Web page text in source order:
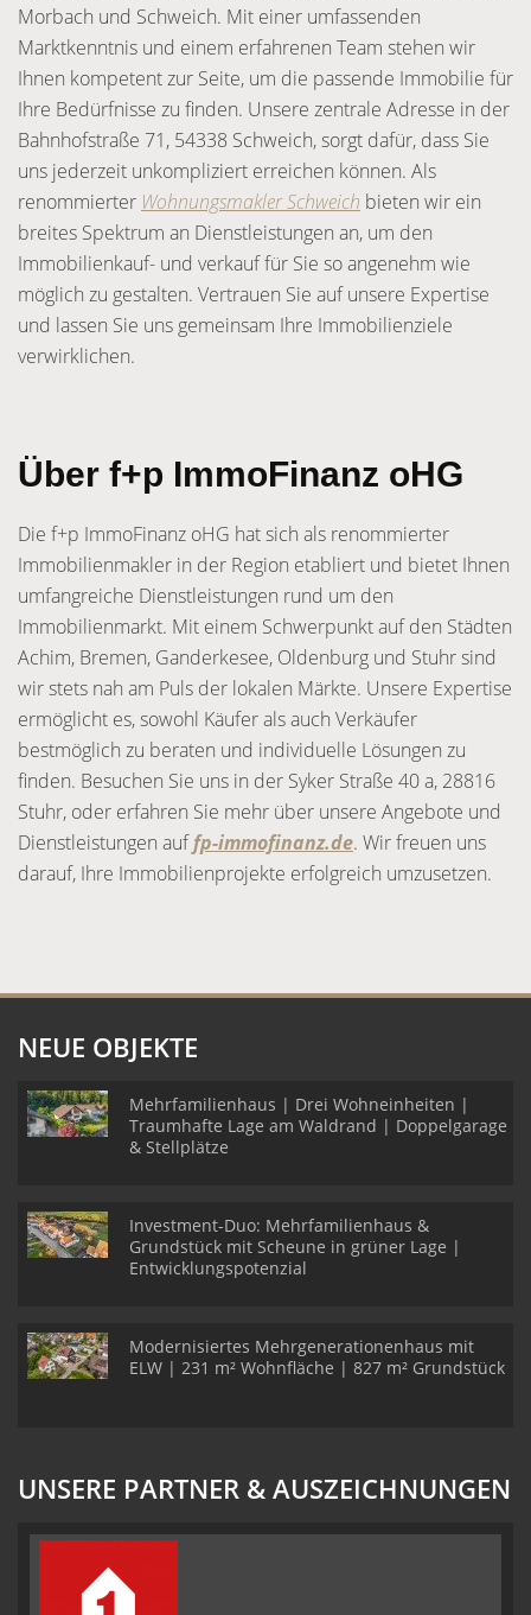
Morbach und Schweich. Mit einer umfassenden
Marktkenntnis und einem erfahrenen Team stehen wir
Ihnen kompetent zur Seite, um die passende Immobilie für
Ihre Bedürfnisse zu finden. Unsere zentrale Adresse in der
Bahnhofstraße 71, 54338 Schweich, sorgt dafür, dass Sie
uns jederzeit unkompliziert erreichen können. Als
renommierter Wohnungsmakler Schweich bieten wir ein
breites Spektrum an Dienstleistungen an, um den
Immobilienkauf- und verkauf für Sie so angenehm wie
möglich zu gestalten. Vertrauen Sie auf unsere Expertise
und lassen Sie uns gemeinsam Ihre Immobilienziele
verwirklichen.
Über f+p ImmoFinanz oHG
Die f+p ImmoFinanz oHG hat sich als renommierter
Immobilienmakler in der Region etabliert und bietet Ihnen
umfangreiche Dienstleistungen rund um den
Immobilienmarkt. Mit einem Schwerpunkt auf den Städten
Achim, Bremen, Ganderkesee, Oldenburg und Stuhr sind
wir stets nah am Puls der lokalen Märkte. Unsere Expertise
ermöglicht es, sowohl Käufer als auch Verkäufer
bestmöglich zu beraten und individuelle Lösungen zu
finden. Besuchen Sie uns in der Syker Straße 40 a, 28816
Stuhr, oder erfahren Sie mehr über unsere Angebote und
Dienstleistungen auffp-immofinanz.de. Wir freuen uns
darauf, Ihre Immobilienprojekte erfolgreich umzusetzen.
NEUE OBJEKTE
Mehrfamilienhaus | Drei Wohneinheiten |
Traumhafte Lage am Waldrand | Doppelgarage
& Stellplätze
Investment-Duo: Mehrfamilienhaus &
Grundstück mit Scheune in grüner Lage |
Entwicklungspotenzial
Modernisiertes Mehrgenerationenhaus mit
ELW | 231 m² Wohnfläche | 827 m² Grundstück
UNSERE PARTNER & AUSZEICHNUNGEN